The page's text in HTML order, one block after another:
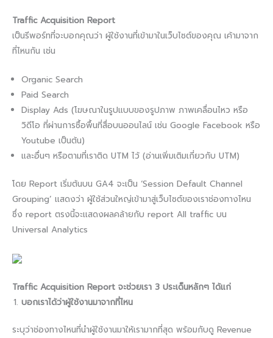
Traffic Acquisition Report
เป็นรีพอร์ทที่จะบอกคุณว่า ผู้ใช้งานที่เข้ามาในเว็บไซต์ของคุณ เค้ามาจาก
ที่ไหนกัน เช่น
Organic Search
Paid Search
Display Ads (โฆษณาในรูปแบบของรูปภาพ ภาพเคลื่อนไหว หรือ
วิดีโอ ที่ผ่านการซื้อพื้นที่สื่อบนออนไลน์ เช่น Google Facebook หรือ
Youtube เป็นต้น)
และอื่นๆ หรือตามที่เราติด UTM ไว้ (อ่านเพิ่มเติมเกี่ยวกับ UTM)
โดย Report เริ่มต้นบน GA4 จะเป็น ‘Session Default Channel
Grouping’ เเสดงว่า ผู้ใช้ส่วนใหญ่เข้ามาสู่เว็บไซต์ของเราช่องทางไหน
ซึ่ง report ตรงนี้จะเเสดงผลคล้ายกับ report All traffic บน
Universal Analytics
Traffic Acquisition Report จะช่วยเรา 3 ประเด็นหลักๆ ได้แก่
บอกเราได้ว่าผู้ใช้งานมาจากที่ไหน
ระบุว่าช่องทางไหนที่นำผู้ใช้งานมาให้เรามากที่สุด พร้อมกับดู Revenue